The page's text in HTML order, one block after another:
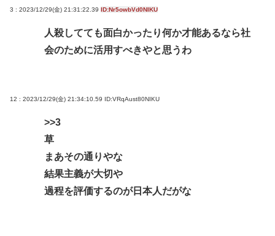
3 : 2023/12/29(金) 21:31:22.39 ID:Nr5owbVd0NIKU
人殺してても面白かったり何か才能あるなら社
会のために活用すべきやと思うわ
12 : 2023/12/29(金) 21:34:10.59 ID:VRqAust80NIKU
>>3
草
まあその通りやな
結果主義が大切や
過程を評価するのが日本人だがな